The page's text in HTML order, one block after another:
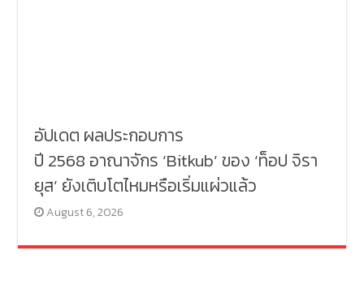
อัปเดต ผลประกอบการ
ปี 2568 อาณาจักร ‘Bitkub’ ของ ‘ท็อป จิรา
ยุส’ ยังเติบโตไหมหรือเริ่มแผ่วแล้ว
August 6, 2026